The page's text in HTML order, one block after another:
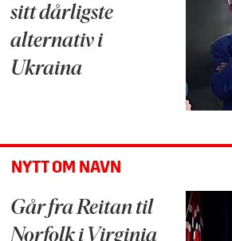
sitt dårligste
alternativ i
Ukraina
NYTT OM NAVN
Går fra Reitan til